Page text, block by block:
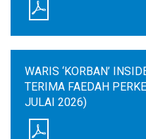
WARIS ‘KORBAN’
TERIMA FAEDAH
JULAI 2026)